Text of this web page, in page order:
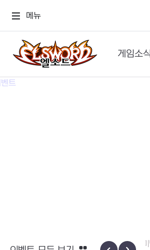
메뉴
게임소
공지사항
엑사스케일 증폭 회로 보급 터미널